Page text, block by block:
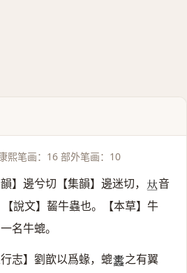
熙笔画：16 部外笔画：10
韻】邊兮切【集韻】邊迷切， 𠀤音
說文】齧牛蟲也。【本草】牛
名牛螕。
志】劉歆以爲蝝，螕𧖚 之有翼